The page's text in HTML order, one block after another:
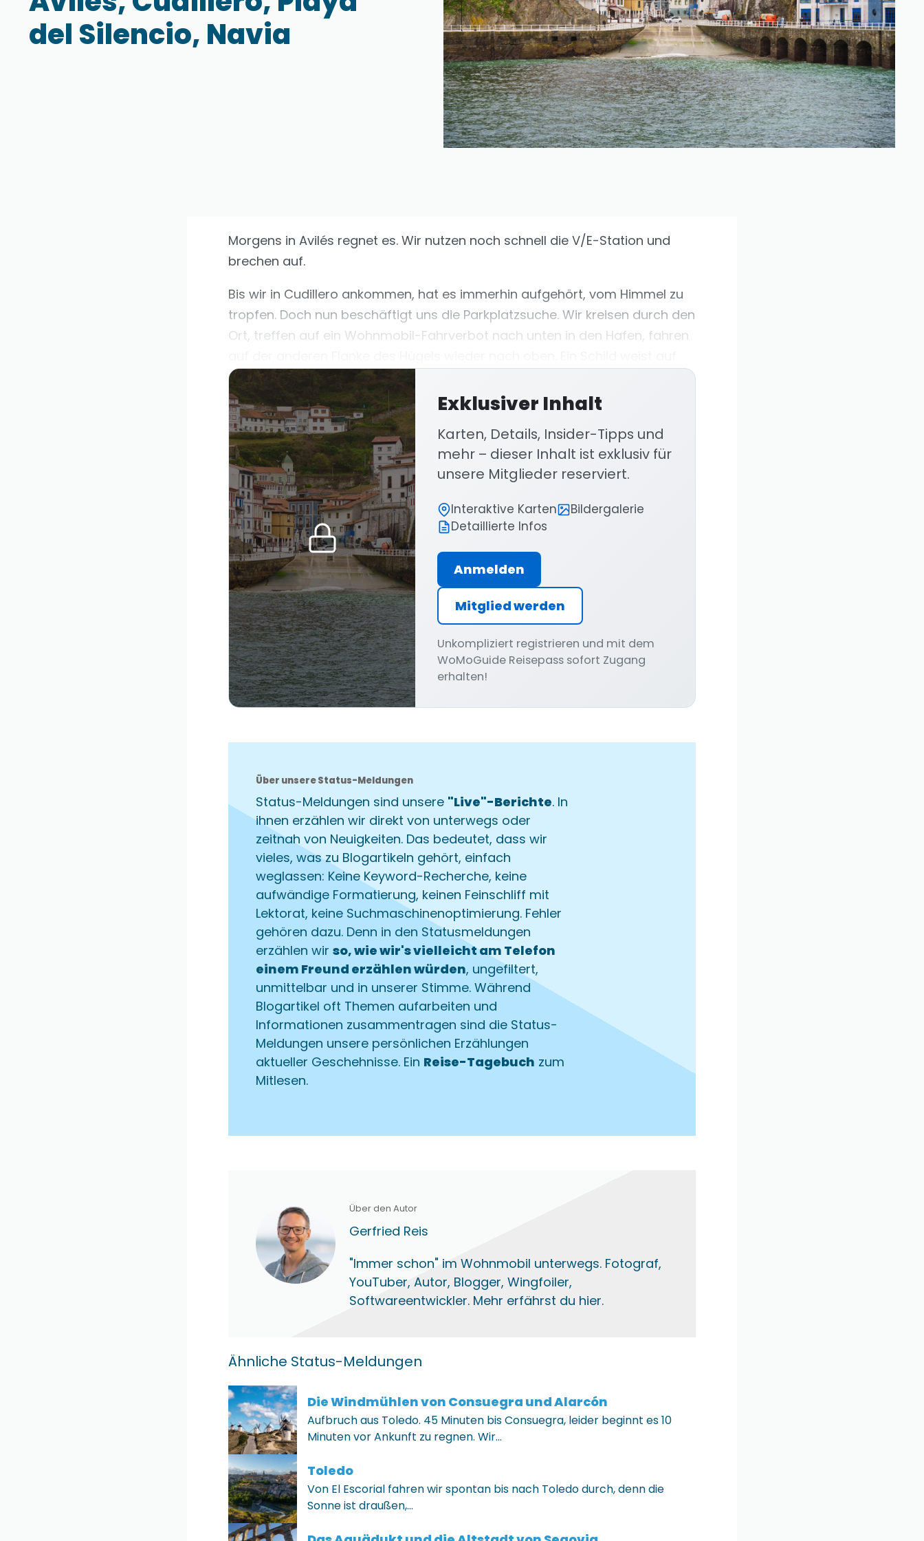
del Silencio, Navia
Morgens in Avilés regnet es. Wir nutzen noch schnell die V/E-Station und
brechen auf.
Bis wir in Cudillero ankommen, hat es immerhin aufgehört, vom Himmel zu
tropfen. Doch nun beschäftigt uns die Parkplatzsuche. Wir kreisen durch den
Ort, treffen auf ein Wohnmobil-Fahrverbot nach unten in den Hafen, fahren
einen öffentlichen Parkplatz im Hafen hin - das versuchen wir.
Exklusiver Inhalt
Karten, Details, Insider-Tipps und
mehr – dieser Inhalt ist exklusiv für
unsere Mitglieder reserviert.
Interaktive Karten
Bildergalerie
Detaillierte Infos
Anmelden
Mitglied werden
Unkompliziert registrieren und mit dem
WoMoGuide Reisepass sofort Zugang
erhalten!
Über unsere Status-Meldungen
Status-Meldungen sind unsere "Live"-Berichte. In
ihnen erzählen wir direkt von unterwegs oder
zeitnah von Neuigkeiten. Das bedeutet, dass wir
vieles, was zu Blogartikeln gehört, einfach
weglassen: Keine Keyword-Recherche, keine
aufwändige Formatierung, keinen Feinschliff mit
Lektorat, keine Suchmaschinenoptimierung. Fehler
gehören dazu. Denn in den Statusmeldungen
erzählen wir so, wie wir's vielleicht am Telefon
einem Freund erzählen würden, ungefiltert,
unmittelbar und in unserer Stimme. Während
Blogartikel oft Themen aufarbeiten und
Informationen zusammentragen sind die Status-
Meldungen unsere persönlichen Erzählungen
aktueller Geschehnisse. Ein Reise-Tagebuch zum
Mitlesen.
Über den Autor
Gerfried Reis
"Immer schon" im Wohnmobil unterwegs. Fotograf,
YouTuber, Autor, Blogger, Wingfoiler,
Softwareentwickler. Mehr erfährst du hier.
Ähnliche Status-Meldungen
Die Windmühlen von Consuegra und Alarcón
Aufbruch aus Toledo. 45 Minuten bis Consuegra, leider beginnt es 10
Minuten vor Ankunft zu regnen. Wir…
Toledo
Von El Escorial fahren wir spontan bis nach Toledo durch, denn die
Sonne ist draußen,…